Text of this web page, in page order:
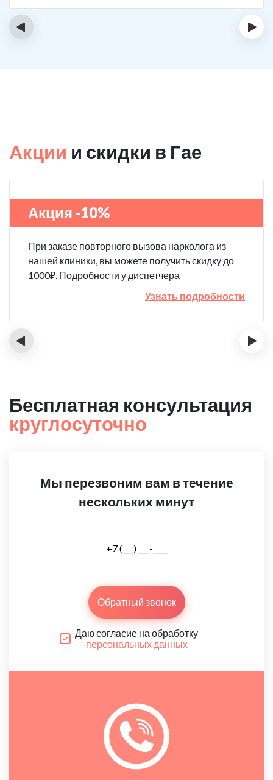
сейчас не жалею. Уже два года в полной завязке.
‹ ›
Акции и скидки в Гае
Акция -10%
При заказе повторного вызова нарколога из
нашей клиники, вы можете получить скидку до
1000₽. Подробности у диспетчера
Узнать подробности
‹ ›
Бесплатная консультация
круглосуточно
Мы перезвоним вам в течение
нескольких минут
Обратный звонок
Даю согласие на обработку
персональных данных